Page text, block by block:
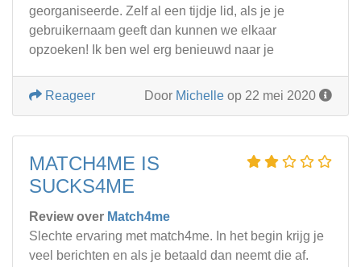
georganiseerde. Zelf al een tijdje lid, als je je
gebruikernaam geeft dan kunnen we elkaar
opzoeken! Ik ben wel erg benieuwd naar je
Door Michelle op 22 mei 2020
Reageer
MATCH4ME IS
SUCKS4ME
Review over Match4me
Slechte ervaring met match4me. In het begin krijg je
veel berichten en als je betaald dan neemt die af.